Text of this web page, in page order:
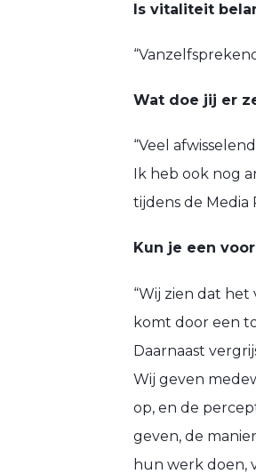
Is vitaliteit
Wat doe jij er
“Veel
Ik heb ook nog
tijdens de Media
Kun je een
“Wij zien dat
komt door een
Daarnaast
Wij geven
op, en de
geven, de
hun werk doen,